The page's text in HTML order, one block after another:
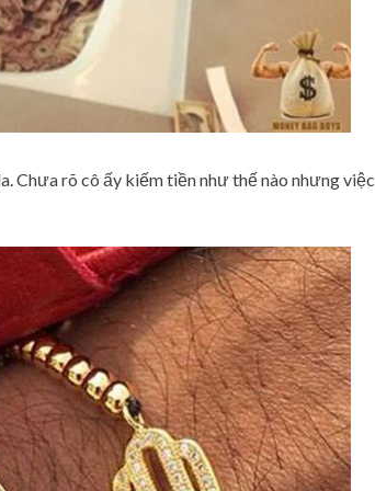
Chưa rõ cô ấy kiếm tiền như thế nào nhưng việc